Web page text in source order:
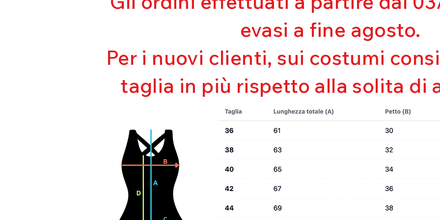
Mantenimento
Asciugatura rapida
Bielastico
evasi a fine agosto.
Per i nuovi clienti, sui costumi
taglia in più rispetto alla solita di